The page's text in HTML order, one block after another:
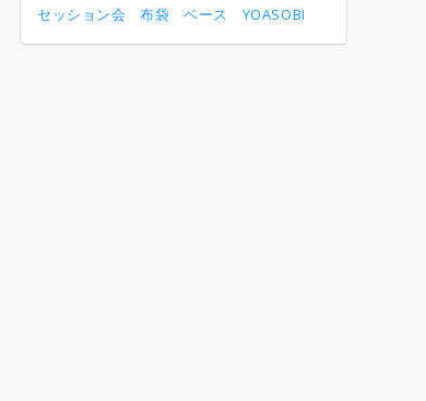
Genta3
スミーレ
Genta3
スミーレ
Genta3
スミーレ
Genta3
スミーレ
セッション会
布袋 ベース YOASOBI